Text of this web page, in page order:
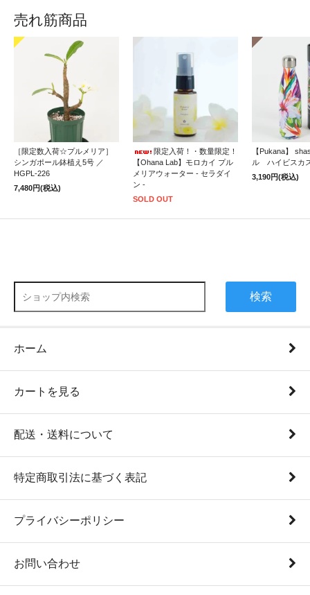
売れ筋商品
［限定数入荷☆プルメリア］
シンガポール鉢植え5号 ／
HGPL-226
7,480円(税込)
限定入荷！・数量限定！
【Ohana Lab】モロカイ プル
メリアウォーター - セラダイ
ン -
SOLD OUT
【Pukana】
ル ハイビスカ
3,190円(税込)
検索
ホーム
カートを見る
配送・送料について
特定商取引法に基づく表記
プライバシーポリシー
お問い合わせ